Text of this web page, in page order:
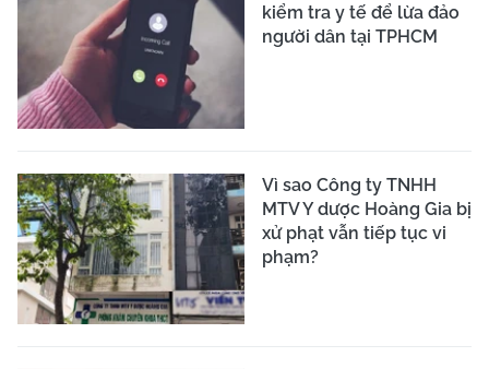
kiểm tra y tế để lừa đảo
người dân tại TPHCM
Vì sao Công ty TNHH
MTV Y dược Hoàng Gia bị
xử phạt vẫn tiếp tục vi
phạm?